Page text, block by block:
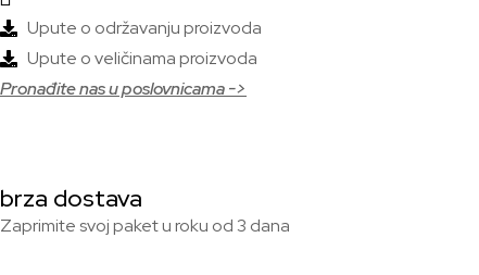
Upute o održavanju proizvoda
Upute o veličinama proizvoda
Pronađite nas u poslovnicama ->
brza dostava
Zaprimite svoj paket u roku od 3 dana